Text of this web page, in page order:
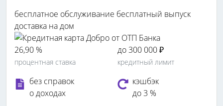
бесплатное обслуживание бесплатный выпуск
доставка на дом
26,90 %
процентная ставка
до 300 000 ₽
кредитный лимит
без справок
о доходах
кэшбэк
до 3 %